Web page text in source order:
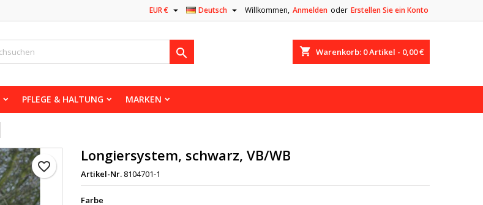
Willkommen, Anmelden oder Erstellen Sie ein Konto
Deutsch 
EUR € 
shopping_cart Warenkorb: 0Artikel - 0,00 €

PFLEGE & HALTUNG MARKEN
favorite_border
Longiersystem, schwarz, VB/WB
Artikel-Nr. 8104701-1
Farbe